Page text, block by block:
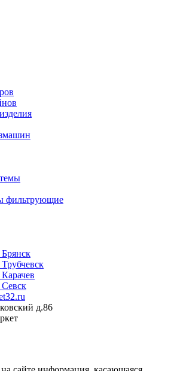
фильтрующие
Брянск
Трубчевск
Карачев
Севск
д.86